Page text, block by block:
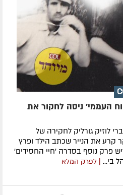
העממי' ניסה לחקור את
לוזיק גורליק לחקירה של
קרע את הנייר שכתב הילד ופרץ
פרק נוסף בסדרה 'חיי החסידים'
בי... | לפרק המלא